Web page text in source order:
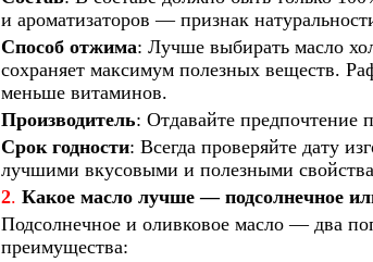
и ароматизаторов — признак
Способ отжима: Лучше выбирать масло
сохраняет максимум полезных веществ.
меньше витаминов.
Производитель: Отдавайте предпочтение
Срок годности: Всегда проверяйте дату
лучшими вкусовыми и полезными
2. Какое масло лучше — подсолнечное
Подсолнечное и оливковое масло — два
преимущества: